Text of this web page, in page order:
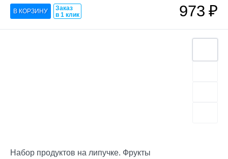
Заказ
в 1 клик
973₽
Набор продуктов на липучке. Фрукты